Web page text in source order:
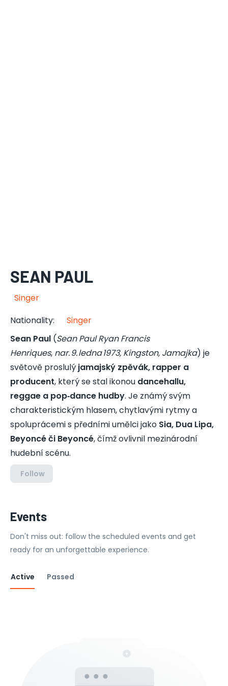
SEAN PAUL
Singer
Nationality:
Singer
Sean Paul (Sean Paul Ryan Francis
Henriques, nar. 9. ledna 1973, Kingston, Jamajka) je
světově proslulý jamajský zpěvák, rapper a
producent, který se stal ikonou dancehallu,
reggae a pop‑dance hudby. Je známý svým
charakteristickým hlasem, chytlavými rytmy a
spoluprácemi s předními umělci jako Sia, Dua Lipa,
Beyoncé či Beyoncé, čímž ovlivnil mezinárodní
hudební scénu.
Follow
Events
Don't miss out: follow the scheduled events and get
ready for an unforgettable experience.
Active Passed